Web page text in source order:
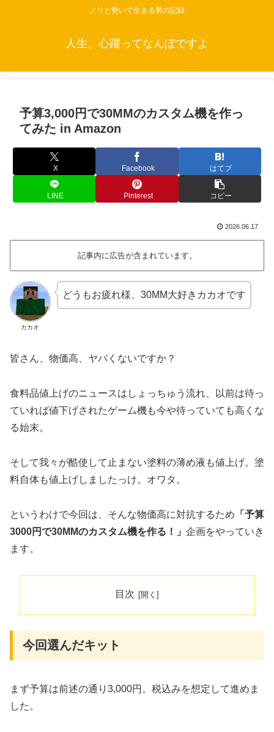
ノリと勢いで生きる男の記録
人生、心躍ってなんぼですよ
予算3,000円で30MMのカスタム機を作っ
てみた in Amazon
X Facebook はてブ
LINE Pinterest コピー
2026.06.17
記事内に広告が含まれています。
カカオ
どうもお疲れ様、30MM大好きカカオです
皆さん、物価高、ヤバくないですか？
食料品値上げのニュースはしょっちゅう流れ、以前は待っ
ていれば値下げされたゲーム機も今や待っていても高くな
る始末。
そして我々が酷使して止まない塗料の薄め液も値上げ。塗
料自体も値上げしましたっけ。オワタ。
というわけで今回は、そんな物価高に対抗するため 「予算
3000円で30MMのカスタム機を作る！」 企画をやっていき
ます。
目次
今回選んだキット
まず予算は前述の通り3,000円。税込みを想定して進めま
した。